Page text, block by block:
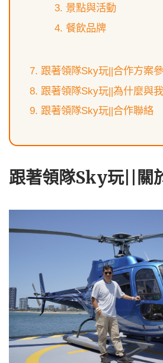
景點與活動
餐飲品牌
跟著領隊Sky玩||合作方案
跟著領隊Sky玩||為什麼與
跟著領隊Sky玩||合作聯絡
跟著領隊Sky玩||關